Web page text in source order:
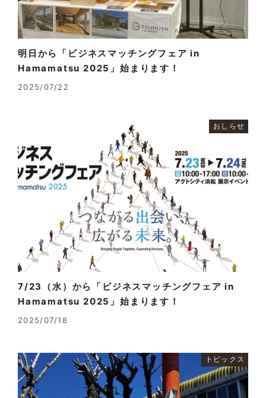
明日から「ビジネスマッチングフェア in
Hamamatsu 2025」始まります！
2025/07/22
おしらせ
7/23（水）から「ビジネスマッチングフェア in
Hamamatsu 2025」始まります！
2025/07/18
トピックス